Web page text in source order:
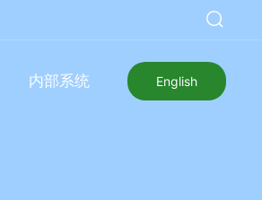
内部系统 English